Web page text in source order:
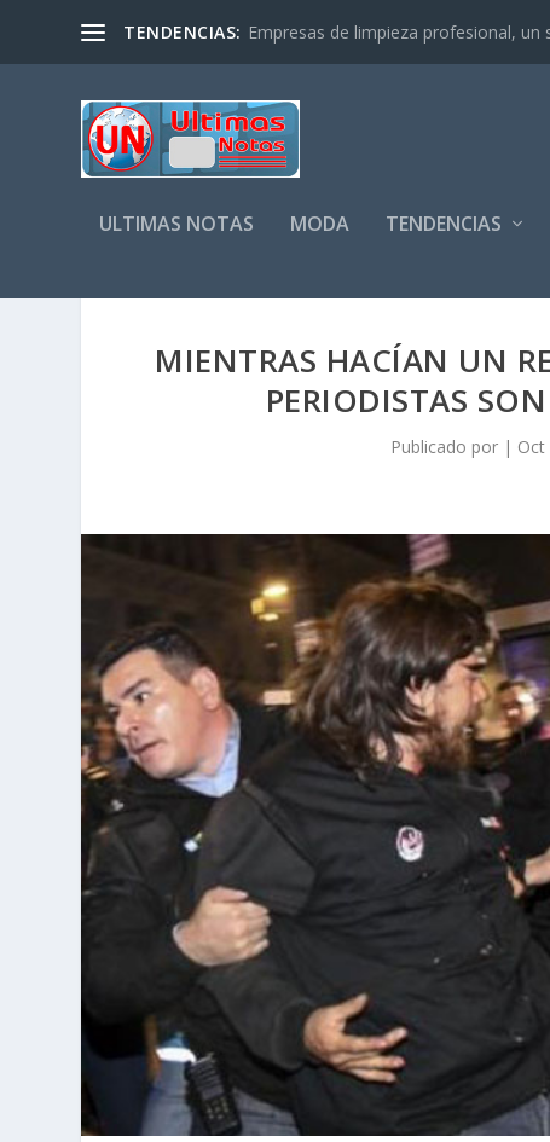
TENDENCIAS: Empresas de limpieza profesional, un
ULTIMAS NOTAS MODA TENDENCIAS
MIENTRAS HACÍAN UN
PERIODISTAS
Publicado por | Oct